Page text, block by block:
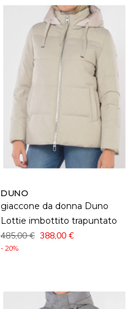
DUNO
giaccone da donna Duno
Lottie imbottito trapuntato
485,00 € 388,00 €
- 20%